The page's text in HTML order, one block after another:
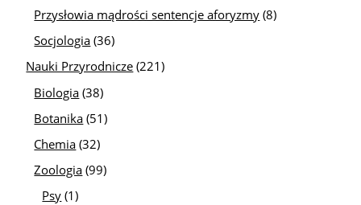
Przysłowia mądrości sentencje aforyzmy (8)
Socjologia (36)
Nauki Przyrodnicze (221)
Biologia (38)
Botanika (51)
Chemia (32)
Zoologia (99)
Psy (1)